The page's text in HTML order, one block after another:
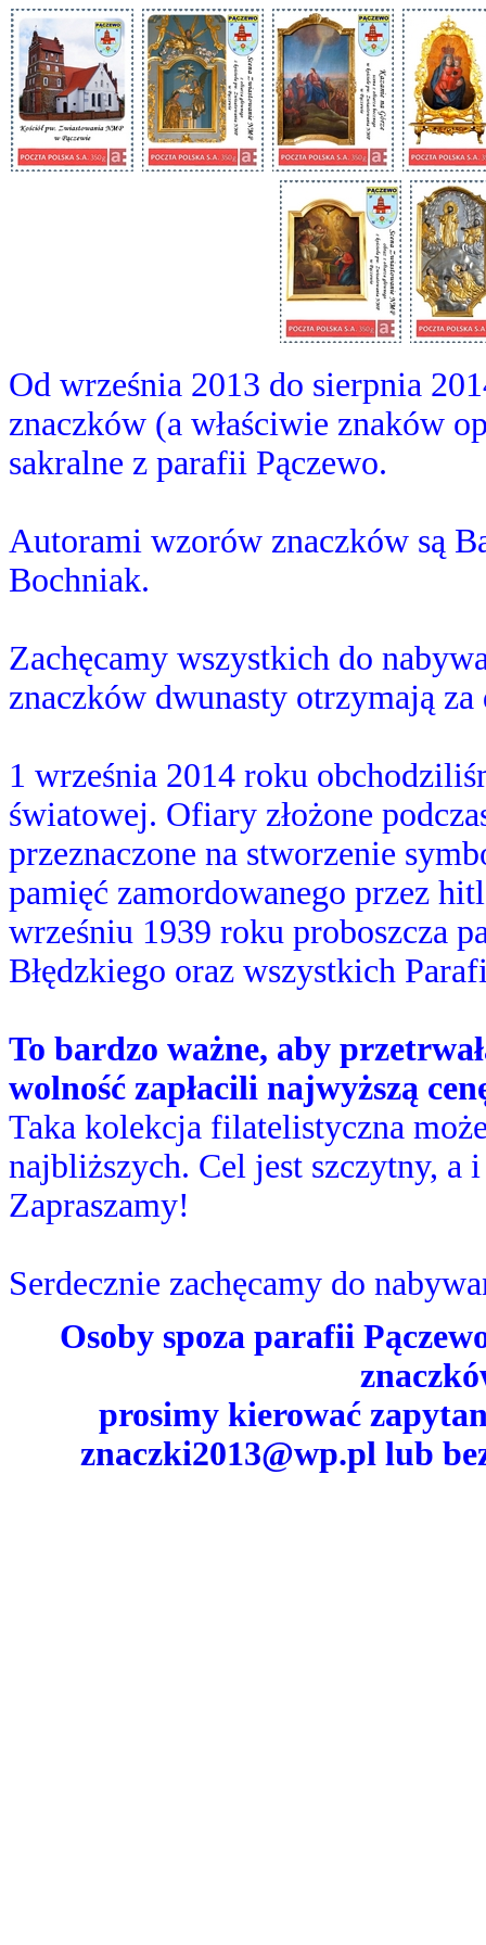
Od września 2013 do sierpnia
znaczków (a właściwie znaków
sakralne z parafii Pączewo.
Autorami wzorów znaczków są
Bochniak.
Zachęcamy wszystkich do
znaczków dwunasty otrzymają za
1 września 2014 roku
światowej. Ofiary złożone
przeznaczone na stworzenie
pamięć zamordowanego przez
wrześniu 1939 roku proboszcza
Błędzkiego oraz wszystkich
To bardzo ważne, aby
wolność zapłacili najwyższą
Taka kolekcja filatelistyczna
najbliższych. Cel jest szczytny,
Zapraszamy!
Serdecznie zachęcamy do
Osoby spoza parafii
prosimy kierować
znaczki2013@wp.pl lub